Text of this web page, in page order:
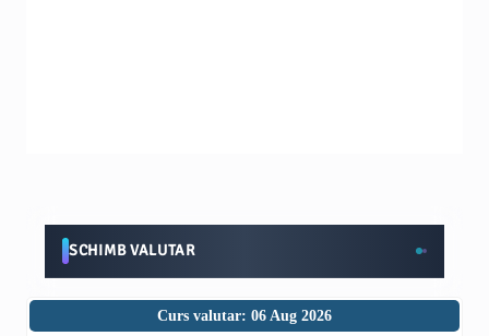
SCHIMB VALUTAR
Curs valutar: 06 Aug 2026